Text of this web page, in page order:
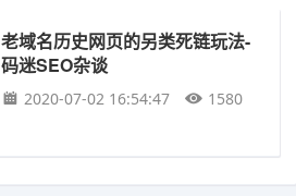
老域名历史网页的另类死链玩法-
码迷SEO杂谈
2020-07-02 16:54:47 1580